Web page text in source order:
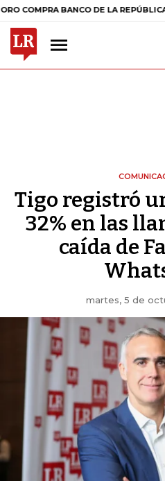
BANCO DE LA REPÚBLICA $
Tigo registró
32% en las
caída de
martes, 5 de